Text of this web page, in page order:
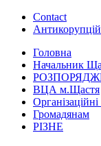
Contact
Головна
Начальник
ВЦА м.Щастя
Громадянам
РІЗНЕ